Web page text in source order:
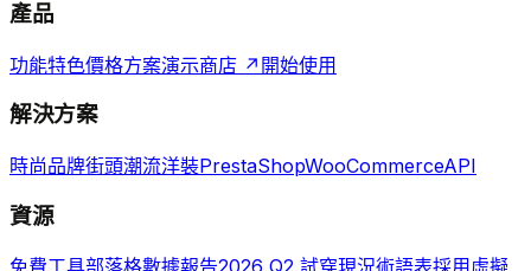
產品
功能特色價格方案演示商店 ↗ 開始使用
解決方案
時尚品牌街頭潮流洋裝PrestaShopWooCommerceAPI
資源